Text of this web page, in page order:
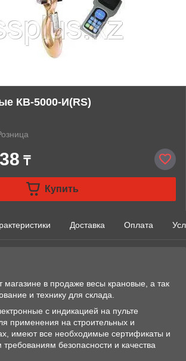
КВ-5000-И(RS)
₸
Купить
Доставка Оплата
в продаже весы крановые, а так
и технику для склада.
с индикацией на пульте
применения на строительных и
имеют все необходимые сертификаты и
безопасности и качества